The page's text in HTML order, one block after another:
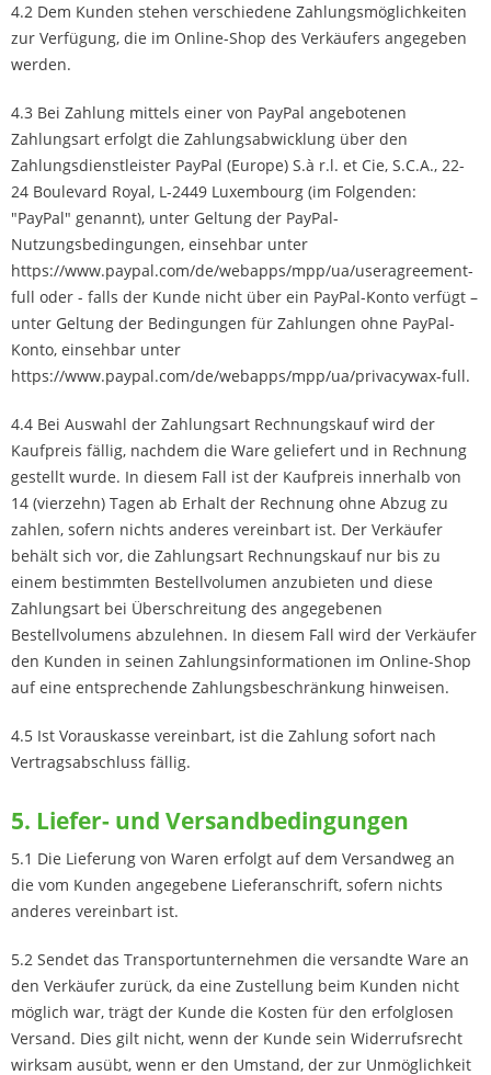
4.2 Dem Kunden stehen verschiedene Zahlungsmöglichkeiten
zur Verfügung, die im Online-Shop des Verkäufers angegeben
werden.
4.3 Bei Zahlung mittels einer von PayPal angebotenen
Zahlungsart erfolgt die Zahlungsabwicklung über den
Zahlungsdienstleister PayPal (Europe) S.à r.l. et Cie, S.C.A., 22-
24 Boulevard Royal, L-2449 Luxembourg (im Folgenden:
"PayPal" genannt), unter Geltung der PayPal-
Nutzungsbedingungen, einsehbar unter
https://www.paypal.com/de/webapps/mpp/ua/useragreement-
full oder - falls der Kunde nicht über ein PayPal-Konto verfügt –
unter Geltung der Bedingungen für Zahlungen ohne PayPal-
Konto, einsehbar unter
https://www.paypal.com/de/webapps/mpp/ua/privacywax-full.
4.4 Bei Auswahl der Zahlungsart Rechnungskauf wird der
Kaufpreis fällig, nachdem die Ware geliefert und in Rechnung
gestellt wurde. In diesem Fall ist der Kaufpreis innerhalb von
14 (vierzehn) Tagen ab Erhalt der Rechnung ohne Abzug zu
zahlen, sofern nichts anderes vereinbart ist. Der Verkäufer
behält sich vor, die Zahlungsart Rechnungskauf nur bis zu
einem bestimmten Bestellvolumen anzubieten und diese
Zahlungsart bei Überschreitung des angegebenen
Bestellvolumens abzulehnen. In diesem Fall wird der Verkäufer
den Kunden in seinen Zahlungsinformationen im Online-Shop
auf eine entsprechende Zahlungsbeschränkung hinweisen.
4.5 Ist Vorauskasse vereinbart, ist die Zahlung sofort nach
Vertragsabschluss fällig.
5. Liefer- und Versandbedingungen
5.1 Die Lieferung von Waren erfolgt auf dem Versandweg an
die vom Kunden angegebene Lieferanschrift, sofern nichts
anderes vereinbart ist.
5.2 Sendet das Transportunternehmen die versandte Ware an
den Verkäufer zurück, da eine Zustellung beim Kunden nicht
möglich war, trägt der Kunde die Kosten für den erfolglosen
Versand. Dies gilt nicht, wenn der Kunde sein Widerrufsrecht
wirksam ausübt, wenn er den Umstand, der zur Unmöglichkeit